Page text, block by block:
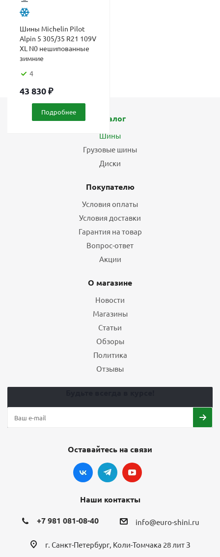
Шины Michelin Pilot
Alpin 5 305/35 R21 109V
XL N0 нешипованные
зимние
4
43 830₽
Подробнее
Каталог
Шины
Грузовые шины
Диски
Покупателю
Условия оплаты
Условия доставки
Гарантия на товар
Вопрос-ответ
Акции
О магазине
Новости
Магазины
Статьи
Обзоры
Политика
Отзывы
Оставайтесь на связи
Наши контакты
+7 981 081-08-40 info@euro-shini.ru
г. Санкт-Петербург, Коли-Томчака 28 лит З